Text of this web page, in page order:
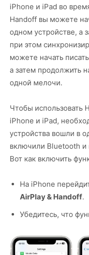
iPhone и iPad во
Handoff вы можете
одном устройстве, а
при этом
можете начать
а затем продолжить
одной мелочи.
Чтобы использовать
iPhone и iPad,
устройства вошли в
включили Bluetooth
Вот как включить
На iPhone
AirPlay & Handoff.
Убедитесь, что